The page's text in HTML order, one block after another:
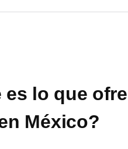
es lo que
México?